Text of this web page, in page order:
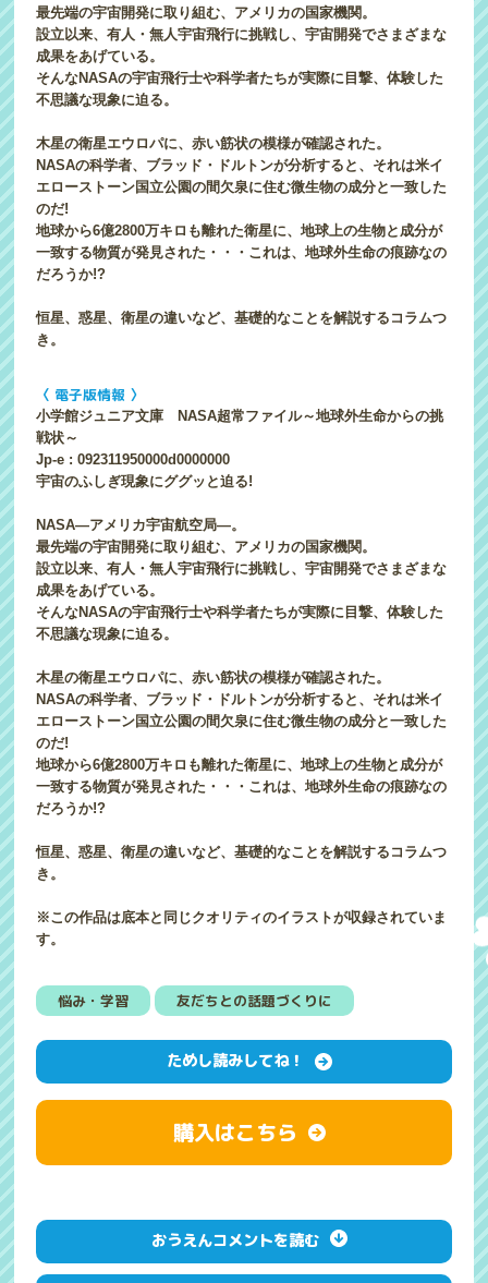
最先端の宇宙開発に取り組む、アメリカの国家機関。
設立以来、有人・無人宇宙飛行に挑戦し、宇宙開発でさまざまな
成果をあげている。
そんなNASAの宇宙飛行士や科学者たちが実際に目撃、体験した
不思議な現象に迫る。
木星の衛星エウロパに、赤い筋状の模様が確認された。
NASAの科学者、ブラッド・ドルトンが分析すると、それは米イ
エローストーン国立公園の間欠泉に住む微生物の成分と一致した
のだ!
地球から6億2800万キロも離れた衛星に、地球上の生物と成分が
一致する物質が発見された・・・これは、地球外生命の痕跡なの
だろうか!?
恒星、惑星、衛星の違いなど、基礎的なことを解説するコラムつ
き。
〈 電子版情報 〉
小学館ジュニア文庫 NASA超常ファイル～地球外生命からの挑
戦状～
Jp-e : 092311950000d0000000
宇宙のふしぎ現象にググッと迫る!
NASA―アメリカ宇宙航空局―。
最先端の宇宙開発に取り組む、アメリカの国家機関。
設立以来、有人・無人宇宙飛行に挑戦し、宇宙開発でさまざまな
成果をあげている。
そんなNASAの宇宙飛行士や科学者たちが実際に目撃、体験した
不思議な現象に迫る。
木星の衛星エウロパに、赤い筋状の模様が確認された。
NASAの科学者、ブラッド・ドルトンが分析すると、それは米イ
エローストーン国立公園の間欠泉に住む微生物の成分と一致した
のだ!
地球から6億2800万キロも離れた衛星に、地球上の生物と成分が
一致する物質が発見された・・・これは、地球外生命の痕跡なの
だろうか!?
恒星、惑星、衛星の違いなど、基礎的なことを解説するコラムつ
き。
※この作品は底本と同じクオリティのイラストが収録されていま
す。
悩み・学習 友だちとの話題づくりに
ためし読みしてね！
購入はこちら
おうえんコメントを読む